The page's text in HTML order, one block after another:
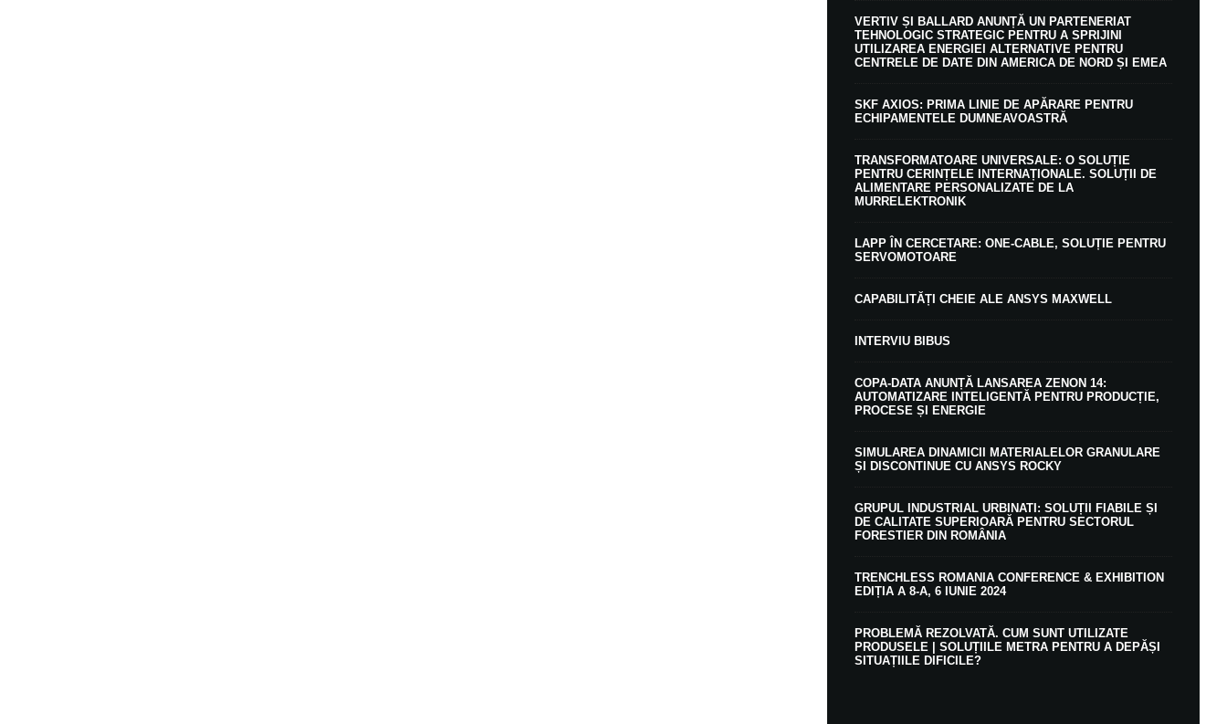
VERTIV ȘI BALLARD ANUNȚĂ UN PARTENERIAT
TEHNOLOGIC STRATEGIC PENTRU A SPRIJINI
UTILIZAREA ENERGIEI ALTERNATIVE PENTRU
CENTRELE DE DATE DIN AMERICA DE NORD ȘI EMEA
SKF AXIOS: PRIMA LINIE DE APĂRARE PENTRU
ECHIPAMENTELE DUMNEAVOASTRĂ
TRANSFORMATOARE UNIVERSALE: O SOLUȚIE
PENTRU CERINȚELE INTERNAȚIONALE. SOLUȚII DE
ALIMENTARE PERSONALIZATE DE LA
MURRELEKTRONIK
LAPP ÎN CERCETARE: ONE-CABLE, SOLUȚIE PENTRU
SERVOMOTOARE
CAPABILITĂȚI CHEIE ALE ANSYS MAXWELL
INTERVIU BIBUS
COPA-DATA ANUNȚĂ LANSAREA ZENON 14:
AUTOMATIZARE INTELIGENTĂ PENTRU PRODUCȚIE,
PROCESE ȘI ENERGIE
SIMULAREA DINAMICII MATERIALELOR GRANULARE
ȘI DISCONTINUE CU ANSYS ROCKY
GRUPUL INDUSTRIAL URBINATI: SOLUȚII FIABILE ȘI
DE CALITATE SUPERIOARĂ PENTRU SECTORUL
FORESTIER DIN ROMÂNIA
TRENCHLESS ROMANIA CONFERENCE & EXHIBITION
EDIȚIA A 8-A, 6 IUNIE 2024
PROBLEMĂ REZOLVATĂ. CUM SUNT UTILIZATE
PRODUSELE | SOLUȚIILE METRA PENTRU A DEPĂȘI
SITUAȚIILE DIFICILE?